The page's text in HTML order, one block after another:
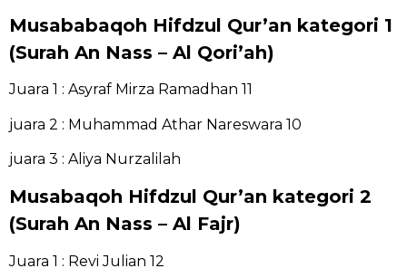
Musababaqoh Hifdzul Qur’an kategori 1
(Surah An Nass – Al Qori’ah)
Juara 1 : Asyraf Mirza Ramadhan 11
juara 2 : Muhammad Athar Nareswara 10
juara 3 : Aliya Nurzalilah
Musabaqoh Hifdzul Qur’an kategori 2
(Surah An Nass – Al Fajr)
Juara 1 : Revi Julian 12